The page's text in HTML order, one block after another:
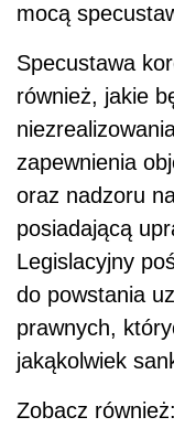
mocą
Specustawa
również, jakie
zapewnienia
oraz nadzoru
posiadającą
Legislacyjny
do powstania
prawnych,
jakąkolwiek
Zobacz również: